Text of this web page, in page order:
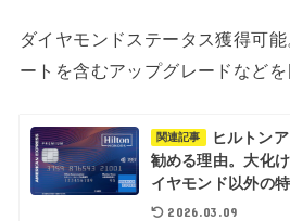
ダイヤモンドステータス獲得可
ートを含むアップグレードなどを
関連記事
ヒルトン
勧める理由。大化
イヤモンド以外の特
2026.03.09